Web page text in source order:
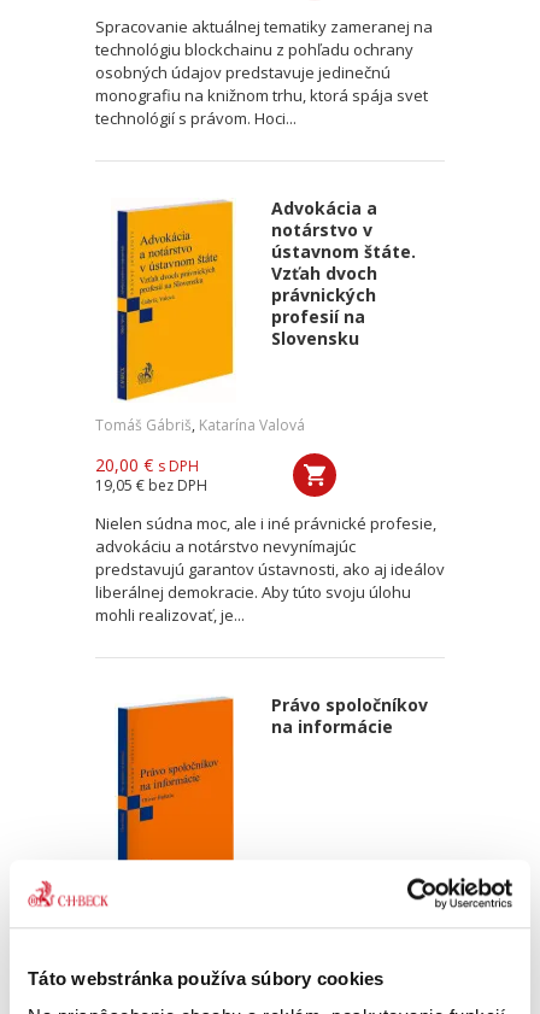
Táto webstránka používa súbory cookies
Spracovanie aktuálnej tematiky zameranej na
technológiu blockchainu z pohľadu ochrany
osobných údajov predstavuje jedinečnú
monografiu na knižnom trhu, ktorá spája svet
technológií s právom. Hoci...
Advokácia a
notárstvo v
ústavnom štáte.
Vzťah dvoch
právnických
profesií na
Slovensku
Tomáš Gábriš, Katarína Valová
20,00 € s DPH
19,05 € bez DPH
Nielen súdna moc, ale i iné právnické profesie,
advokáciu a notárstvo nevynímajúc
predstavujú garantov ústavnosti, ako aj ideálov
liberálnej demokracie. Aby túto svoju úlohu
mohli realizovať, je...
Právo spoločníkov
na informácie
19,05 €bez DPH